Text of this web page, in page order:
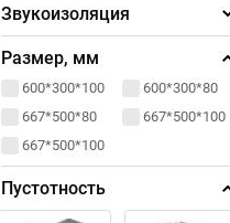
Звукоизоляция
41 дБ
Размер, мм
600*300*100
600*300*80
667*500*80
667*500*100
667*500*100
Пустотность